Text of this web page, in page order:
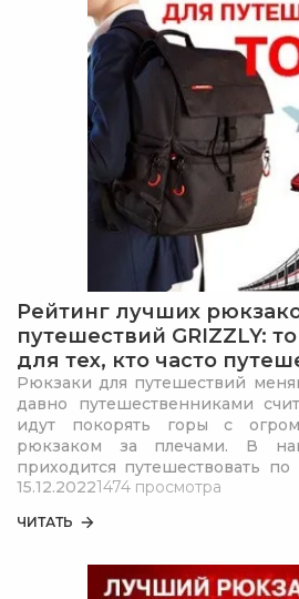
Рейтинг лучших
путешествий GRIZZLY:
для тех, кто часто
Рюкзаки для путешествий
давно путешественниками
идут покорять горы с
рюкзаком за плечами. В
приходится путешествовать
пешком, на велосипеде
15.12.20221474 просмотра
ЧИТАТЬ